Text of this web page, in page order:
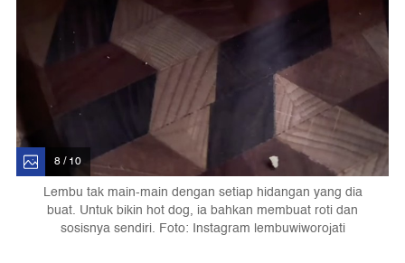
8 / 10
Lembu tak main-main dengan setiap hidangan yang dia
buat. Untuk bikin hot dog, ia bahkan membuat roti dan
sosisnya sendiri. Foto: Instagram lembuwiworojati